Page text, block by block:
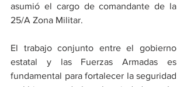
asumió el cargo de comandante de la
25/A Zona Militar.
El trabajo conjunto entre el gobierno
estatal y las Fuerzas Armadas es
fundamental para fortalecer la seguridad